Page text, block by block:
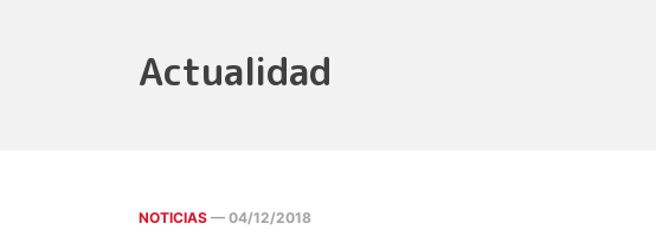
Actualidad
NOTICIAS — 04/12/2018